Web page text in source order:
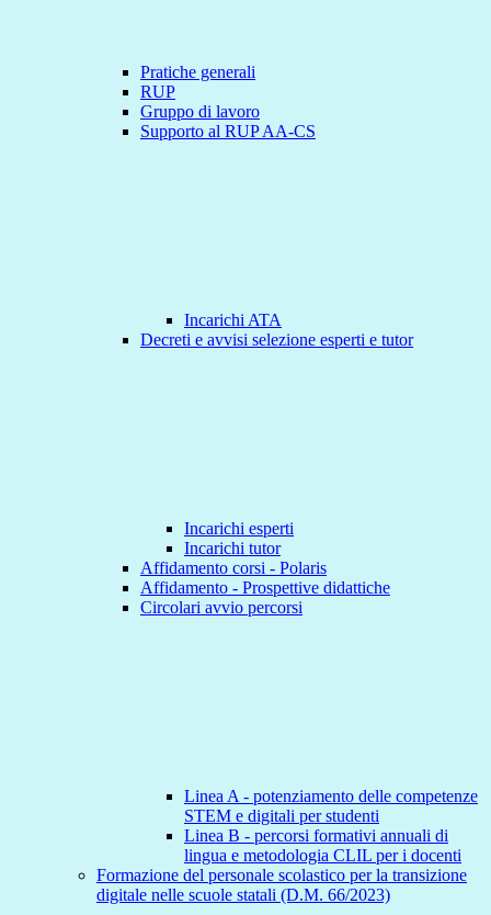
Pratiche generali
RUP
Gruppo di lavoro
Supporto al RUP AA-CS
Incarichi ATA
Decreti e avvisi selezione esperti e tutor
Incarichi esperti
Incarichi tutor
Affidamento corsi - Polaris
Affidamento - Prospettive didattiche
Circolari avvio percorsi
Linea A - potenziamento delle competenze
STEM e digitali per studenti
Linea B - percorsi formativi annuali di
lingua e metodologia CLIL per i docenti
Formazione del personale scolastico per la transizione
digitale nelle scuole statali (D.M. 66/2023)